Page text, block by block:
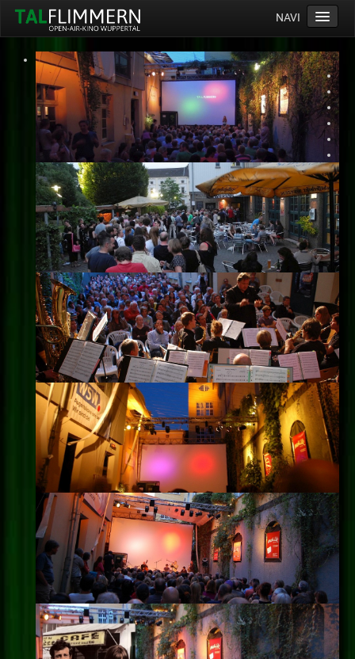
NAVI
Home
Programm
Service
Ticketinfos
Ort
Anreise
Wetter
Kinogutschein
Konzept
Archiv
Kontakt
Impressum
Datenschutz